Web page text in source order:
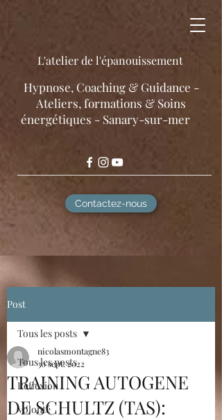
​Hypnose, Coaching & Guidance -
Ateliers, formations & Soins
énergétiques - Sanary-sur-mer
Contactez-nous
L'atelier de l'épanouissement
Post
Tous les posts
Réflexion
Volonté
Tous les posts
TRAINING AUTOGENE
DE SCHULTZ (TAS):
nicolasmontagne83
30 sept. 2022